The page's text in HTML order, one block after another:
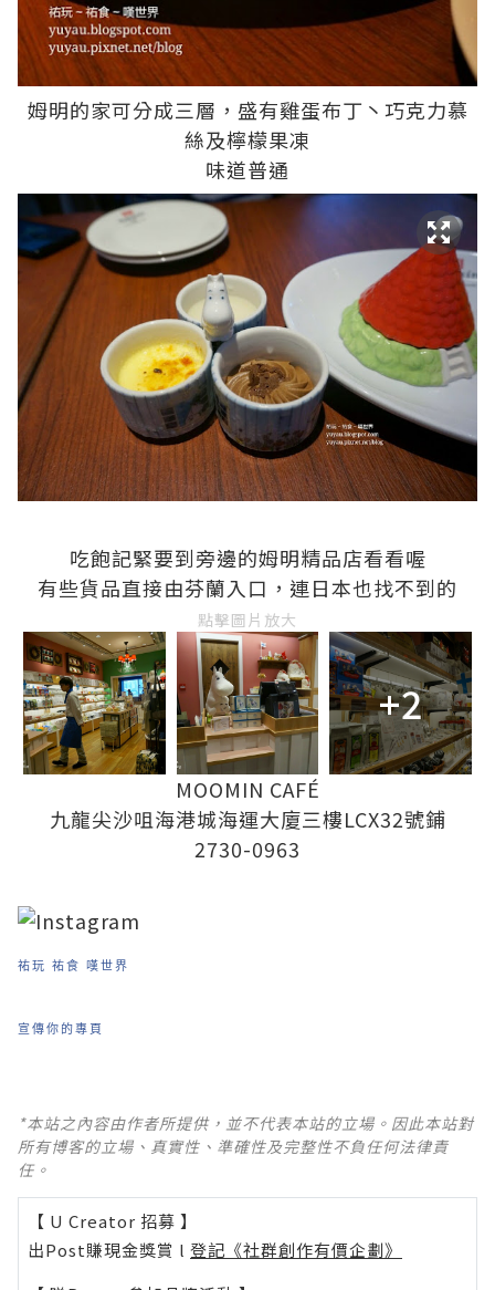
姆明的家可分成三層，盛有雞蛋布丁丶巧克力慕
絲及檸檬果凍
味道普通
吃飽記緊要到旁邊的姆明精品店看看喔
有些貨品直接由芬蘭入口，連日本也找不到的
點擊圖片放大
+2
MOOMIN CAFÉ
九龍尖沙咀海港城海運大廈三樓LCX32號鋪
2730-0963
祐玩 祐食 嘆世界
宣傳你的專頁
*本站之內容由作者所提供，並不代表本站的立場。因此本站對
所有博客的立場、真實性、準確性及完整性不負任何法律責
任。
【 U Creator 招募 】
出Post賺現金獎賞 l 登記《社群創作有價企劃》